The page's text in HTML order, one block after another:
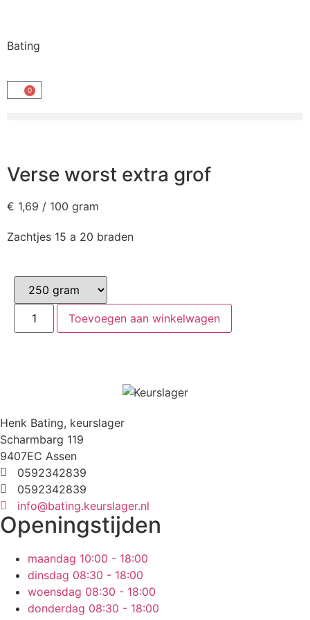
Bating
0
Verse worst extra grof
€ 1,69 / 100 gram
Zachtjes 15 a 20 braden
Toevoegen aan winkelwagen
Henk Bating, keurslager
Scharmbarg 119
9407EC Assen
0592342839
0592342839
info@bating.keurslager.nl
Openingstijden
maandag 10:00 - 18:00
dinsdag 08:30 - 18:00
woensdag 08:30 - 18:00
donderdag 08:30 - 18:00